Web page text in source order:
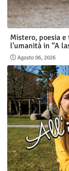
Mistero, poesia
l'umanità in “A
Agosto 06, 2026